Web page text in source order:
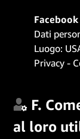
Facebook
Dati
Luogo:
Privacy -
F.
al loro